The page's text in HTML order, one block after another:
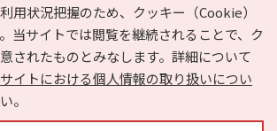
用状況把握のため、クッキー（Cookie）
当サイトでは閲覧を継続されることで、ク
されたものとみなします。詳細について
サイトにおける個人情報の取り扱いについ
。
ビタ）とは？ お気に入り
ヘルプ
人情報の取り扱いについて
運営会社
広告掲載に関するお問い合わせ